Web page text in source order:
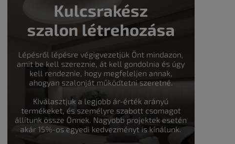
Kulcsrakész
szalon létrehozása
Lépésről lépésre végigvezetjük Önt mindazon,
amit be kell szereznie, át kell gondolnia és úgy
kell rendeznie, hogy megfeleljen annak,
ahogyan szalonját működtetni szeretné.
Kiválasztjuk a legjobb ár-érték arányú
termékeket, és személyre szabott csomagot
állítunk össze Önnek. Nagyobb projektek esetén
akár 15%-os egyedi kedvezményt is kínálunk.